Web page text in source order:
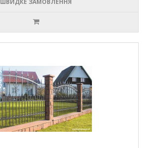
ШВИДКЕ ЗАМОВЛЕННЯ